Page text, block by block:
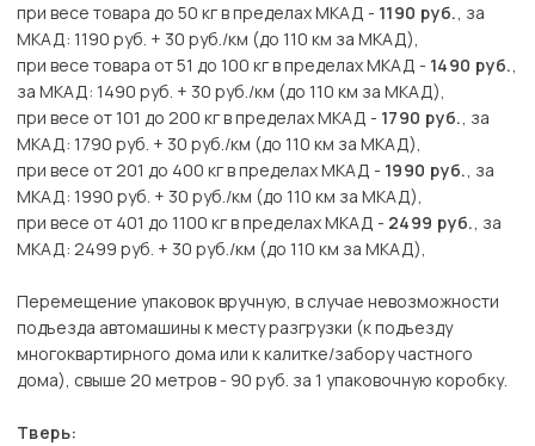
при весе товара до 50 кг в пределах МКАД - 1190 руб., за
МКАД: 1190 руб. + 30 руб./км (до 110 км за МКАД),
при весе товара от 51 до 100 кг в пределах МКАД - 1490 руб.,
за МКАД: 1490 руб. + 30 руб./км (до 110 км за МКАД),
при весе от 101 до 200 кг в пределах МКАД - 1790 руб., за
МКАД: 1790 руб. + 30 руб./км (до 110 км за МКАД),
при весе от 201 до 400 кг в пределах МКАД - 1990 руб., за
МКАД: 1990 руб. + 30 руб./км (до 110 км за МКАД),
при весе от 401 до 1100 кг в пределах МКАД - 2499 руб., за
МКАД: 2499 руб. + 30 руб./км (до 110 км за МКАД),
Перемещение упаковок вручную, в случае невозможности
подъезда автомашины к месту разгрузки (к подъезду
многоквартирного дома или к калитке/забору частного
дома), свыше 20 метров - 90 руб. за 1 упаковочную коробку.
Тверь: